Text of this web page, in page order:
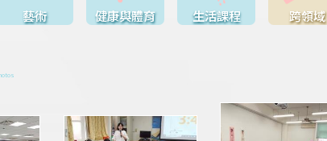
藝術 健康與體育 生活課程 跨領域